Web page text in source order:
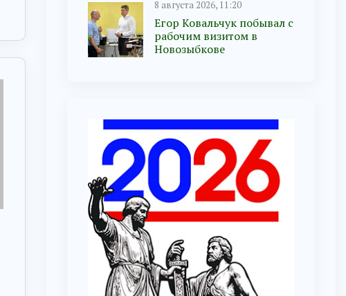
8 августа 2026, 11:20
Егор Ковальчук побывал с
рабочим визитом в
Новозыбкове